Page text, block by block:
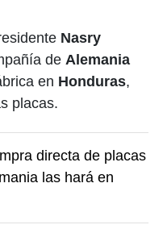
Nasry
de Alemania
en Honduras,
placas.
directa de placas
las hará en